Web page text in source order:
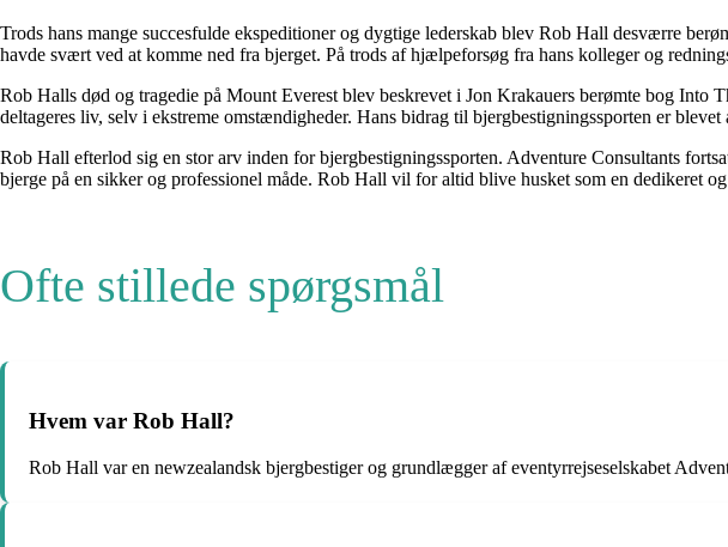
Trods hans mange succesfulde ekspeditioner og dygtige lederskab blev Rob Hall desværre
havde svært ved at komme ned fra bjerget. På trods af hjælpeforsøg fra hans kolleger og
Rob Halls død og tragedie på Mount Everest blev beskrevet i Jon Krakauers berømte bog
deltageres liv, selv i ekstreme omstændigheder. Hans bidrag til bjergbestigningssporten er
Rob Hall efterlod sig en stor arv inden for bjergbestigningssporten. Adventure Consultants
bjerge på en sikker og professionel måde. Rob Hall vil for altid blive husket som en dedikeret
Ofte stillede spørgsmål
Hvem var Rob Hall?
Rob Hall var en newzealandsk bjergbestiger og grundlægger af eventyrrejseselskabet